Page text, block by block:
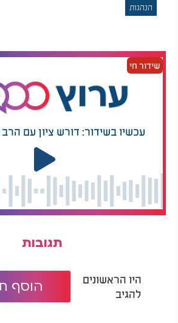
הרב והרבנית זכו לחיות יחד שנים
ובכבוד הדדי שהפליאו את כל רואיהם.
הישיבה אינו יוצא משום שמחה ואירוע
אלא תמיד דואג להכין מראש שקית
טוב, כדי שיביא אותה לרבנית וישמח
בתקופה שבה התקיים מניין לתפילת
את הרבנית בצניעות אם אפשר כבר
והאם היא מוכנה והסידור בידה.
כששב לביתו במוצאי שבת, והמתין לו
של תלמידים ומקורבים, היה נכנס
לרבנית ומכריז בקול: "דבר ראשון -
החשובה".
בשנותיה האחרונות, כשהייתה
כך זכו ילדיו לראות במו עיניהם
הנהגות
שידור חי
עכשיו בשידור: דורש ציון עם הרב
תגובות
היו הראשונים
להגיב
הוסף